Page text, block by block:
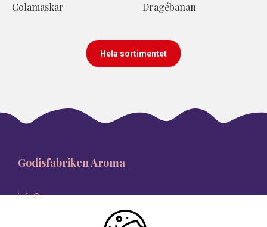
Colamaskar Dragébanan
Hela sortimentet
Godisfabriken Aroma
info@aroma.se